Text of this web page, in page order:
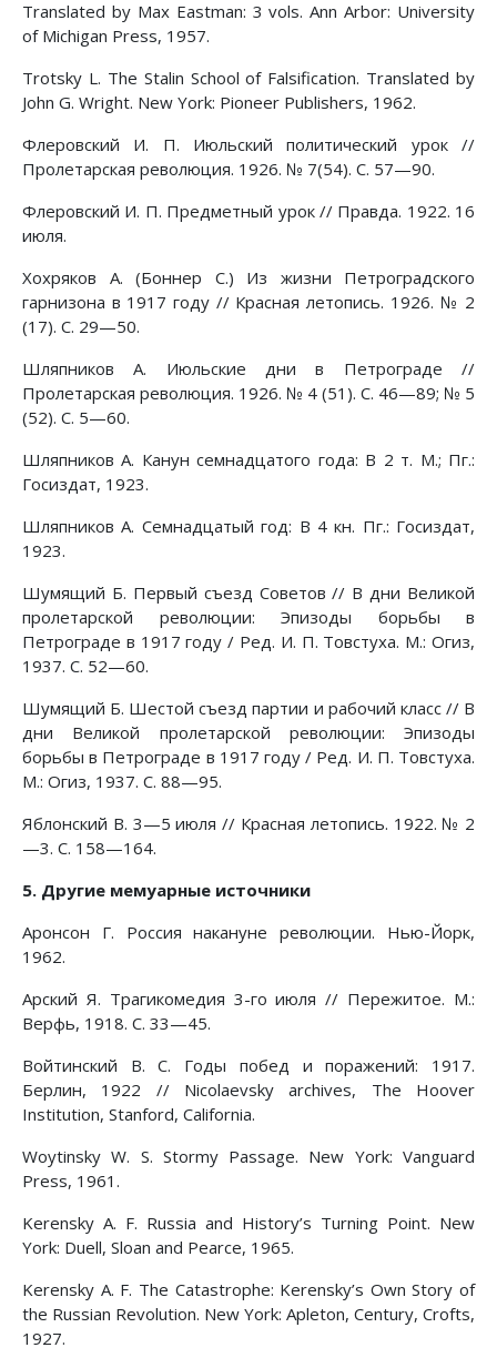
Translated by Max Eastman: 3 vols. Ann Arbor: University
of Michigan Press, 1957.
Trotsky L. The Stalin School of Falsification. Translated by
John G. Wright. New York: Pioneer Publishers, 1962.
Флеровский И. П. Июльский политический урок //
Пролетарская революция. 1926. № 7(54). С. 57—90.
Флеровский И. П. Предметный урок // Правда. 1922. 16
июля.
Хохряков А. (Боннер С.) Из жизни Петроградского
гарнизона в 1917 году // Красная летопись. 1926. № 2
(17). С. 29—50.
Шляпников А. Июльские дни в Петрограде //
Пролетарская революция. 1926. № 4 (51). С. 46—89; № 5
(52). С. 5—60.
Шляпников А. Канун семнадцатого года: В 2 т. М.; Пг.:
Госиздат, 1923.
Шляпников А. Семнадцатый год: В 4 кн. Пг.: Госиздат,
1923.
Шумящий Б. Первый съезд Советов // В дни Великой
пролетарской революции: Эпизоды борьбы в
Петрограде в 1917 году / Ред. И. П. Товстуха. М.: Огиз,
1937. С. 52—60.
Шумящий Б. Шестой съезд партии и рабочий класс // В
дни Великой пролетарской революции: Эпизоды
борьбы в Петрограде в 1917 году / Ред. И. П. Товстуха.
М.: Огиз, 1937. С. 88—95.
Яблонский В. 3—5 июля // Красная летопись. 1922. № 2
—3. С. 158—164.
5. Другие мемуарные источники
Аронсон Г. Россия накануне революции. Нью-Йорк,
1962.
Арский Я. Трагикомедия 3-го июля // Пережитое. М.:
Верфь, 1918. С. 33—45.
Войтинский В. С. Годы побед и поражений: 1917.
Берлин, 1922 // Nicolaevsky archives, The Hoover
Institution, Stanford, California.
Woytinsky W. S. Stormy Passage. New York: Vanguard
Press, 1961.
Kerensky A. F. Russia and History’s Turning Point. New
York: Duell, Sloan and Pearce, 1965.
Kerensky A. F. The Catastrophe: Kerensky’s Own Story of
the Russian Revolution. New York: Apleton, Century, Crofts,
1927.